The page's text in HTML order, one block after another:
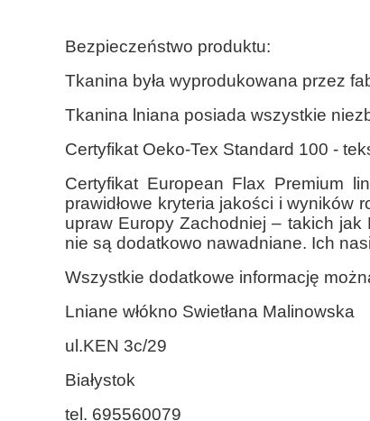
Bezpieczeństwo produktu:
Tkanina była wyprodukowana przez
Tkanina lniana posiada wszystkie
Certyfikat Oeko-Tex Standard 100 -
Certyfikat European Flax Premium
prawidłowe kryteria jakości i wyników
upraw Europy Zachodniej – takich
nie są dodatkowo nawadniane. Ich
Wszystkie dodatkowe informację
Lniane włókno Swietłana Malinowska
ul.KEN 3c/29
Białystok
tel. 695560079